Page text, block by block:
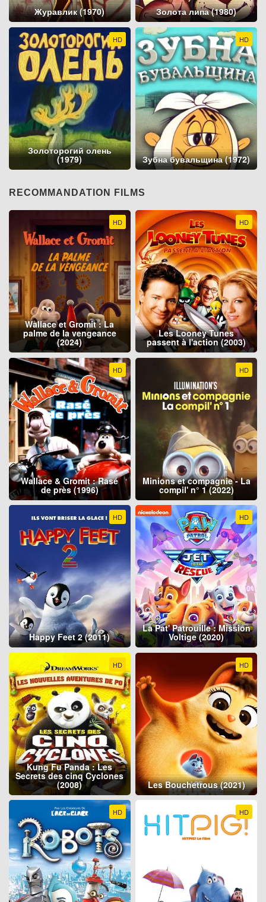
Журавлик (1970) Золота липа (1980)
HD
Золоторогий олень
(1979)
HD
Зубна бувальщина (1972)
RECOMMANDATION FILMS
HD
Wallace et Gromit : La
palme de la vengeance
(2024)
HD
Les Looney Tunes
passent à l'action (2003)
HD
Wallace & Gromit : Rasé
de près (1996)
HD
Minions et compagnie - La
compil' n° 1 (2022)
HD
Happy Feet 2 (2011)
HD
La Pat' Patrouille : Mission
Voltige (2020)
HD
Kung Fu Panda : Les
Secrets des cinq Cyclones
(2008)
HD
Les Bouchetrous (2021)
HD HD